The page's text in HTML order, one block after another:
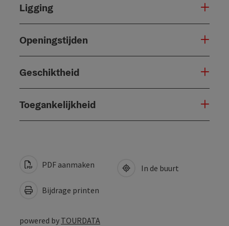
Ligging
Openingstijden
Geschiktheid
Toegankelijkheid
PDF aanmaken
Bijdrage printen
In de buurt
powered by TOURDATA